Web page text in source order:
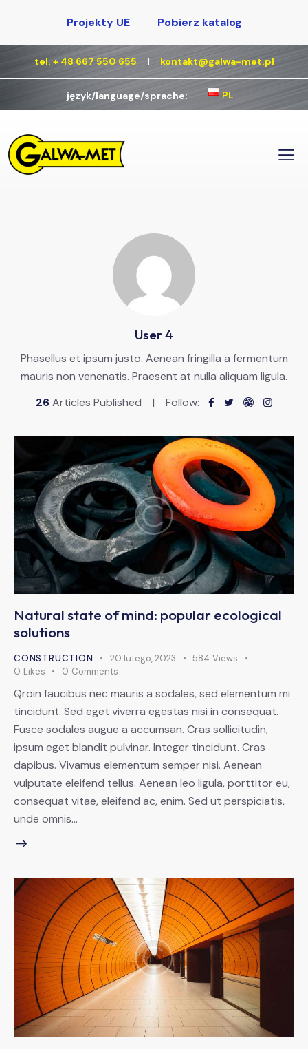
Projekty UE Pobierz katalog
tel. + 48 667 550 655 Ι kontakt@galwa-met.pl
język/language/sprache: PL
User 4
Phasellus et ipsum justo. Aenean fringilla a fermentum
mauris non venenatis. Praesent at nulla aliquam ligula.
26Articles Published Follow:
Natural state of mind: popular ecological
solutions
CONSTRUCTION 20 lutego, 2023 584 Views
0 Likes 0 Comments
Qroin faucibus nec mauris a sodales, sed elementum mi
tincidunt. Sed eget viverra egestas nisi in consequat.
Fusce sodales augue a accumsan. Cras sollicitudin,
ipsum eget blandit pulvinar. Integer tincidunt. Cras
dapibus. Vivamus elementum semper nisi. Aenean
vulputate eleifend tellus. Aenean leo ligula, porttitor eu,
consequat vitae, eleifend ac, enim. Sed ut perspiciatis,
unde omnis…